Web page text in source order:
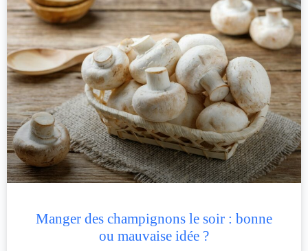
Manger des champignons le soir : bonne
ou mauvaise idée ?